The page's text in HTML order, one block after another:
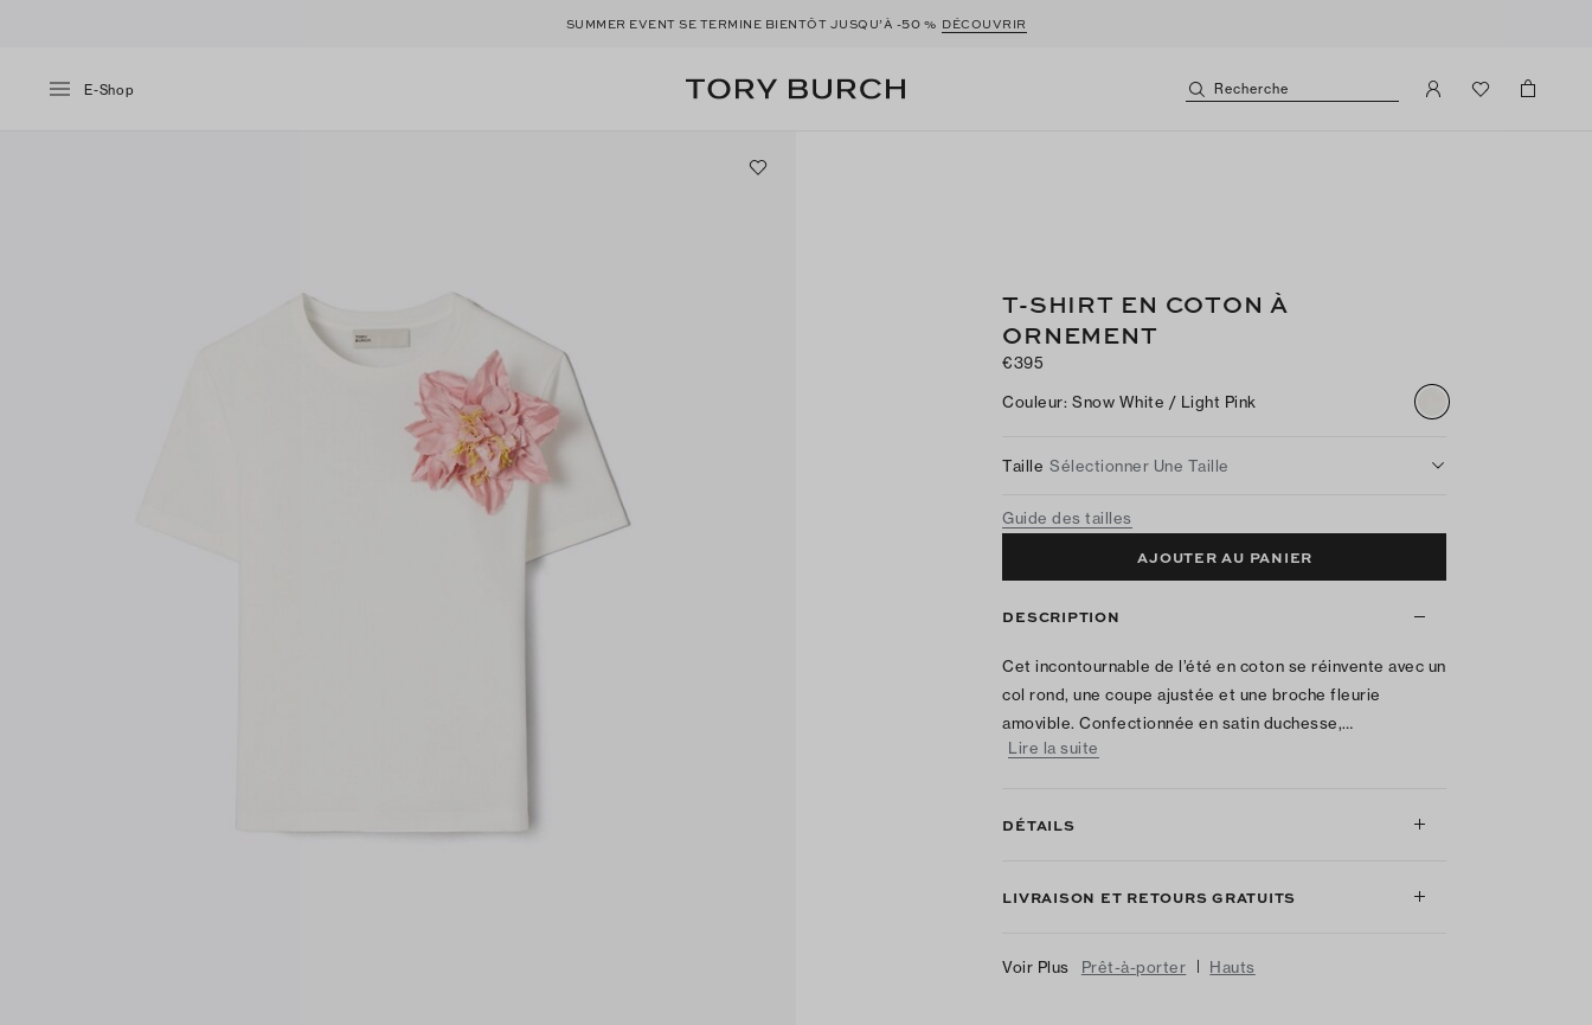
SUMMER EVENT SE TERMINE BIENTÔT JUSQU’À -50 % DÉCOUVRIR
E-Shop Recherche
T-SHIRT EN COTON À
ORNEMENT
€395
Couleur: Snow White / Light Pink
Taille Sélectionner Une Taille
Guide des tailles
AJOUTER AU PANIER
DESCRIPTION
Cet incontournable de l’été en coton se réinvente avec un
col rond, une coupe ajustée et une broche fleurie
amovible. Confectionnée en satin duchesse,…
Lire la suite
DÉTAILS
LIVRAISON ET RETOURS GRATUITS
Voir Plus Prêt-à-porter | Hauts